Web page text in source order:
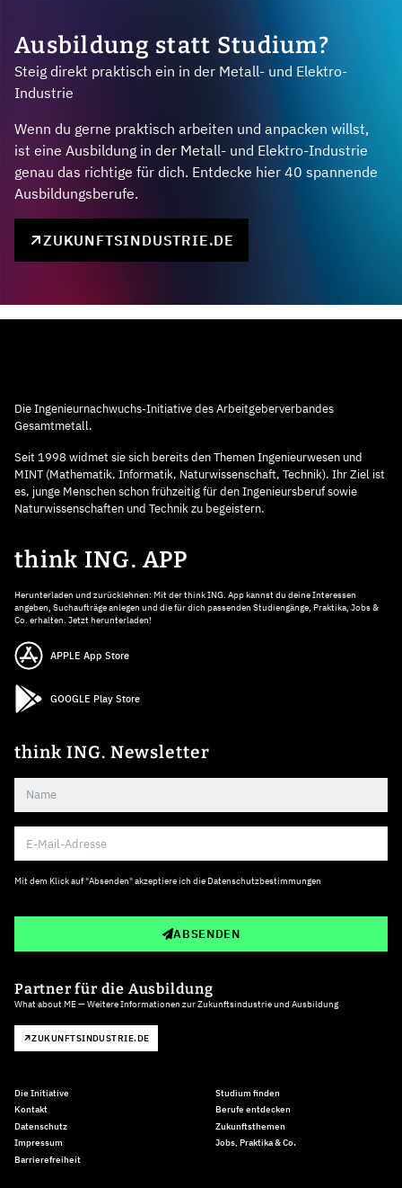
Ausbildung statt Studium?
Steig direkt praktisch ein in der Metall- und Elektro-
Industrie
Wenn du gerne praktisch arbeiten und anpacken willst,
ist eine Ausbildung in der Metall- und Elektro-Industrie
genau das richtige für dich. Entdecke hier 40 spannende
Ausbildungsberufe.
ZUKUNFTSINDUSTRIE.DE
Die Ingenieurnachwuchs-Initiative des Arbeitgeberverbandes
Gesamtmetall.
Seit 1998 widmet sie sich bereits den Themen Ingenieurwesen und
MINT (Mathematik, Informatik, Naturwissenschaft, Technik). Ihr Ziel ist
es, junge Menschen schon frühzeitig für den Ingenieursberuf sowie
Naturwissenschaften und Technik zu begeistern.
think ING. APP
Herunterladen und zurücklehnen: Mit der think ING. App kannst du deine Interessen
angeben, Suchaufträge anlegen und die für dich passenden Studiengänge, Praktika, Jobs &
Co. erhalten. Jetzt herunterladen!
APPLE App Store
GOOGLE Play Store
think ING. Newsletter
Mit dem Klick auf "Absenden" akzeptiere ich die Datenschutzbestimmungen
ABSENDEN
Partner für die Ausbildung
What about ME — Weitere Informationen zur Zukunftsindustrie und Ausbildung
ZUKUNFTSINDUSTRIE.DE
Die Initiative
Kontakt
Datenschutz
Impressum
Barrierefreiheit
Studium finden
Berufe entdecken
Zukunftsthemen
Jobs, Praktika & Co.